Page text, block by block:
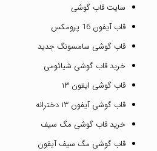
سایت قاب گوشی
قاب آیفون 16 پرومکس
قاب گوشی سامسونگ جدید
خرید قاب گوشی شیائومی
قاب گوشی ایفون ۱۳
قاب گوشی آیفون ۱۳ دخترانه
خرید قاب گوشی مگ سیف
قاب گوشی مگ سیف آیفون